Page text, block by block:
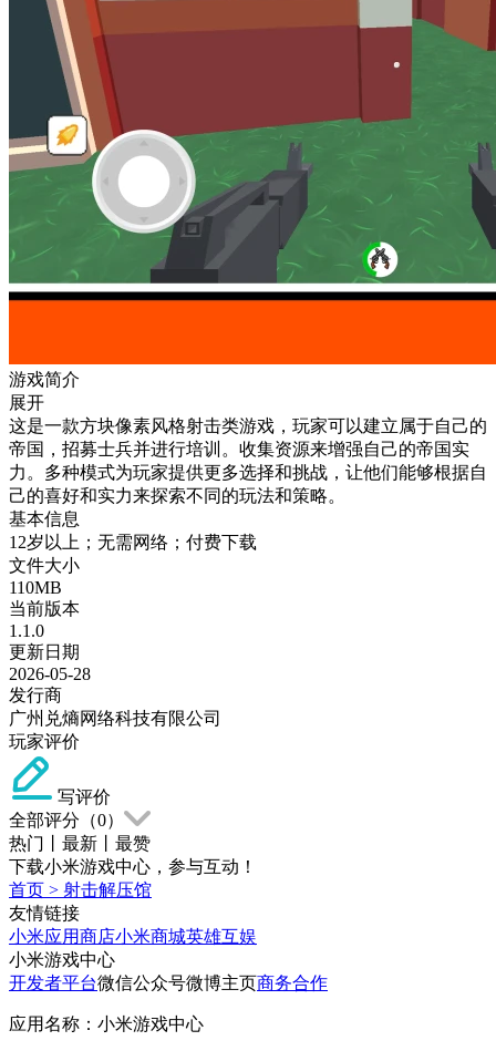
游戏简介
展开
这是一款方块像素风格射击类游戏，玩家可以建立属于自己的
帝国，招募士兵并进行培训。收集资源来增强自己的帝国实
力。多种模式为玩家提供更多选择和挑战，让他们能够根据自
己的喜好和实力来探索不同的玩法和策略。
基本信息
12岁以上；无需网络；付费下载
文件大小
110MB
当前版本
1.1.0
更新日期
2026-05-28
发行商
广州兑熵网络科技有限公司
玩家评价
写评价
全部评分（0）
热门
最新
最赞
下载小米游戏中心，参与互动！
首页 > 射击解压馆
友情链接
小米应用商店小米商城英雄互娱
小米游戏中心
开发者平台微信公众号微博主页商务合作
应用名称：小米游戏中心